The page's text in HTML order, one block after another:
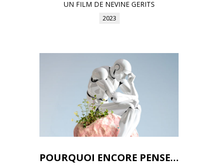
UN FILM DE NEVINE GERITS
2023
POURQUOI ENCORE PENSER?